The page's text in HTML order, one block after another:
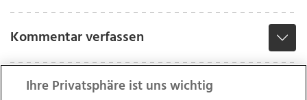
Kommentar verfassen
Ihre Privatsphäre ist uns wichtig